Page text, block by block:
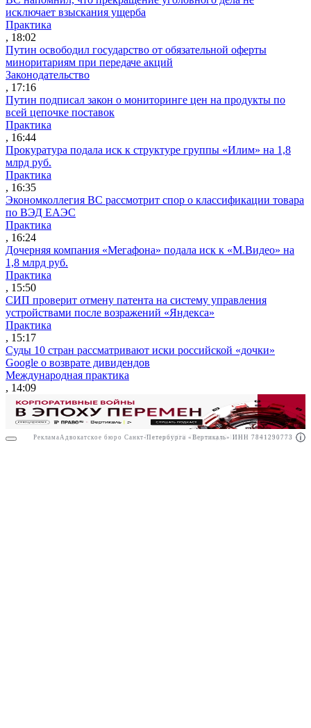
РекламаООО "Право.ру" ИНН: 7704835288
исключает взыскания ущерба
Практика
, 18:02
Путин освободил государство от обязательной оферты
миноритариям при передаче акций
Законодательство
, 17:16
Путин подписал закон о мониторинге цен на продукты по
всей цепочке поставок
Практика
, 16:44
Прокуратура подала иск к структуре группы «Илим» на 1,8
млрд руб.
Практика
, 16:35
Экономколлегия ВС рассмотрит спор о классификации товара
по ВЭД ЕАЭС
Практика
, 16:24
Дочерняя компания «Мегафона» подала иск к «М.Видео» на
1,8 млрд руб.
Практика
, 15:50
СИП проверит отмену патента на систему управления
устройствами после возражений «Яндекса»
Практика
, 15:17
Суды 10 стран рассматривают иски российской «дочки»
Google о возврате дивидендов
Международная практика
, 14:09
Реклама Адвокатское бюро Санкт-Петербурга «Вертикаль» ИНН 7841290773